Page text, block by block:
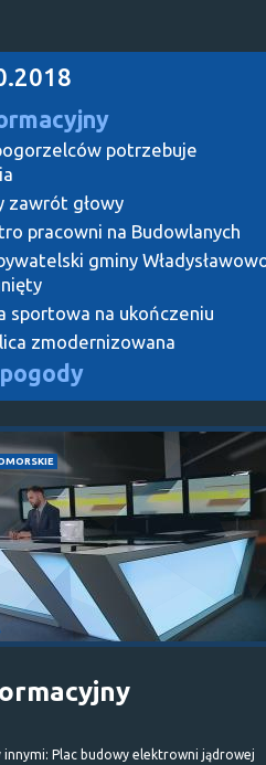
potrzebuje
zawrót głowy
pracowni na Budowlanych
gminy
sportowa na ukończeniu
zmodernizowana
Plac budowy elektrowni jądrowej